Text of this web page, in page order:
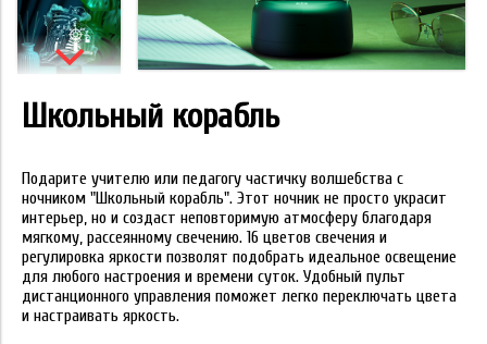
Школьный корабль
Подарите учителю или педагогу частичку волшебства с
ночником "Школьный корабль". Этот ночник не просто украсит
интерьер, но и создаст неповторимую атмосферу благодаря
мягкому, рассеянному свечению. 16 цветов свечения и
регулировка яркости позволят подобрать идеальное освещение
для любого настроения и времени суток. Удобный пульт
дистанционного управления поможет легко переключать цвета
и настраивать яркость.